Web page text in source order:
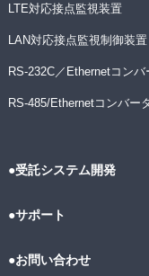
LTE対応接点監視装置
LAN対応接点監視制御装置
RS-232C／Ethernetコンバ
RS-485/Ethernetコンバー
●受託システム開発
●サポート
●お問い合わせ